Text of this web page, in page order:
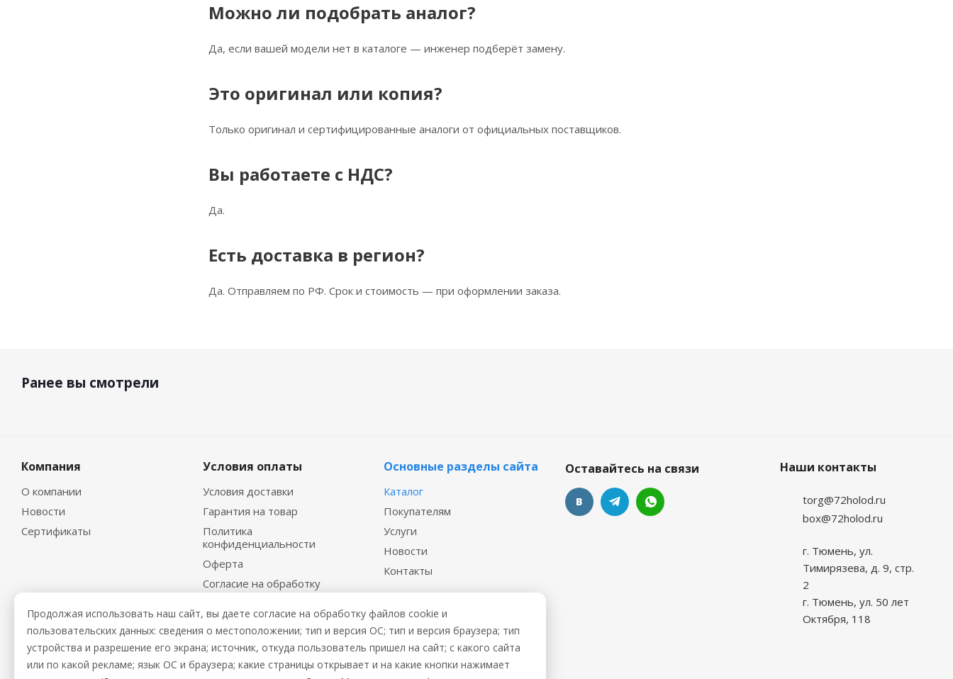
Можно ли подобрать аналог?
Да, если вашей модели нет в каталоге — инженер подберёт замену.
Это оригинал или копия?
Только оригинал и сертифицированные аналоги от официальных поставщиков.
Вы работаете с НДС?
Да.
Есть доставка в регион?
Да. Отправляем по РФ. Срок и стоимость — при оформлении заказа.
Ранее вы смотрели
Компания
О компании
Новости
Сертификаты
Условия оплаты
Условия доставки
Гарантия на товар
Политика
конфиденциальности
Оферта
Согласие на обработку
персональных данных файл
Основные разделы сайта
Каталог
Покупателям
Услуги
Новости
Контакты
Оставайтесь на связи Наши контакты
torg@72holod.ru
box@72holod.ru
г. Тюмень, ул.
Тимирязева, д. 9, стр.
2
г. Тюмень, ул. 50 лет
Октября, 118
Продолжая использовать наш сайт, вы даете согласие на обработку файлов cookie и
пользовательских данных: сведения о местоположении; тип и версия ОС; тип и версия браузера; тип
устройства и разрешение его экрана; источник, откуда пользователь пришел на сайт; с какого сайта
или по какой рекламе; язык ОС и браузера; какие страницы открывает и на какие кнопки нажимает